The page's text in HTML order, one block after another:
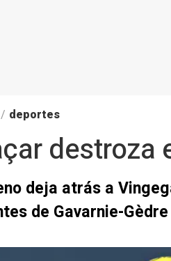
/ deportes
destroza
deja atrás a
de Gavarnie-Gèdre